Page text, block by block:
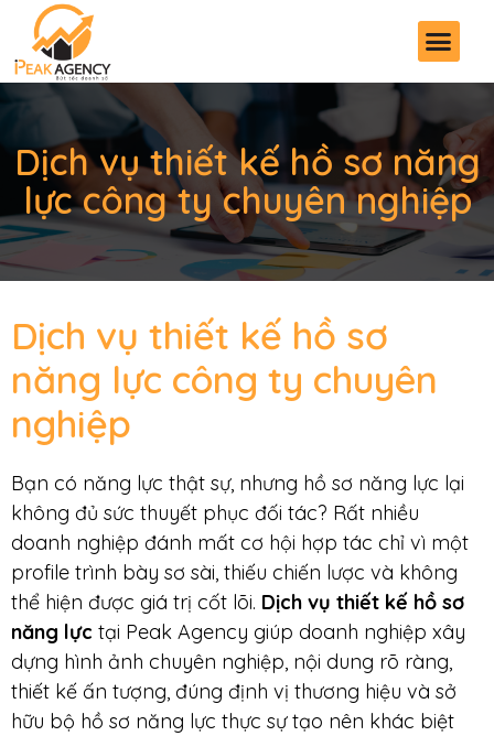
Dịch vụ thiết kế hồ sơ năng
lực công ty chuyên nghiệp
Dịch vụ thiết kế hồ sơ
năng lực công ty chuyên
nghiệp
Bạn có năng lực thật sự, nhưng hồ sơ năng lực lại
không đủ sức thuyết phục đối tác? Rất nhiều
doanh nghiệp đánh mất cơ hội hợp tác chỉ vì một
profile trình bày sơ sài, thiếu chiến lược và không
thể hiện được giá trị cốt lõi. Dịch vụ thiết kế hồ sơ
năng lực tại Peak Agency giúp doanh nghiệp xây
dựng hình ảnh chuyên nghiệp, nội dung rõ ràng,
thiết kế ấn tượng, đúng định vị thương hiệu và sở
hữu bộ hồ sơ năng lực thực sự tạo nên khác biệt